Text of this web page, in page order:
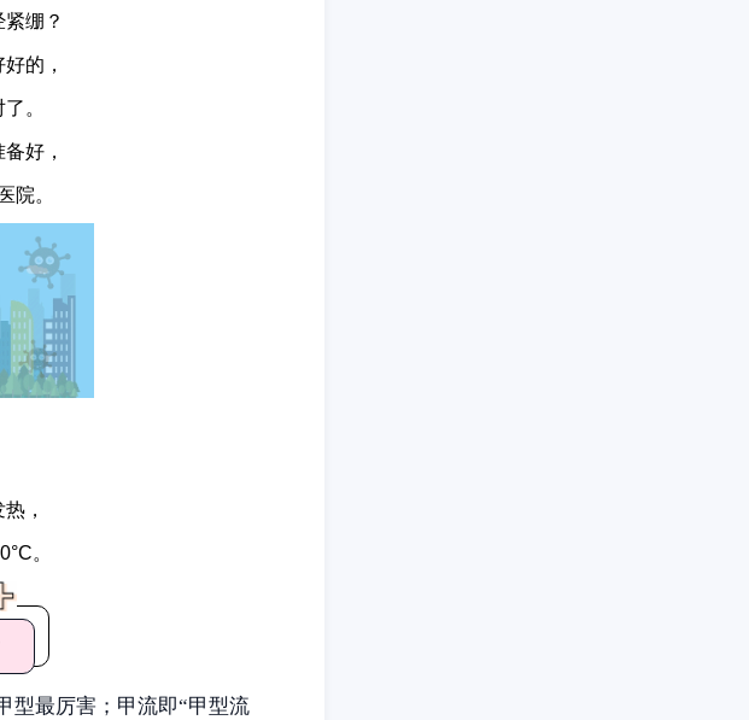
绷？
的，
。
好，
院。
，
。
型最厉害；甲流即“甲型流